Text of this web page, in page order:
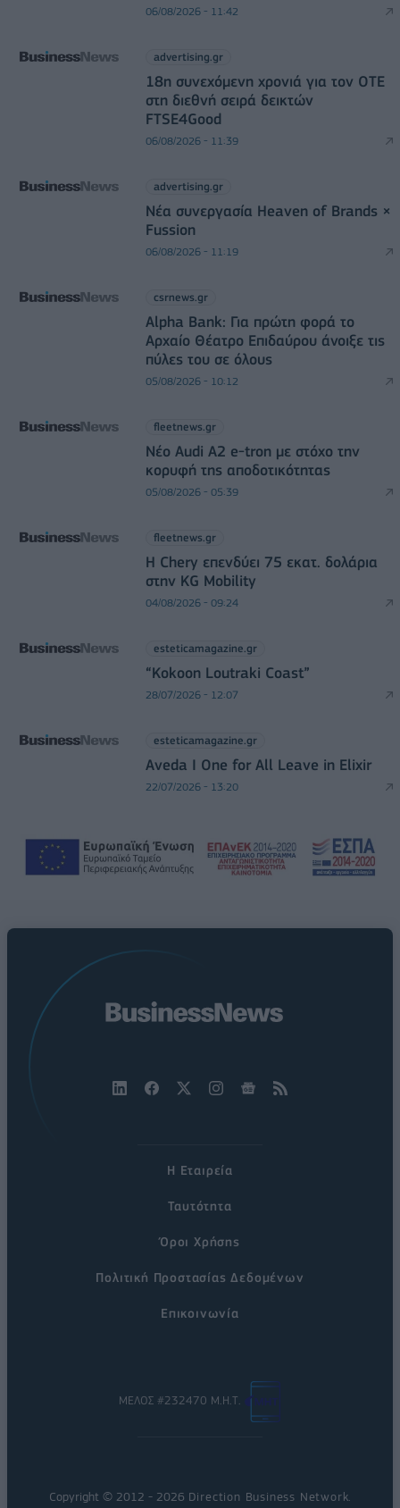
06/08/2026 - 11:42
advertising.gr
18η συνεχόμενη χρονιά για τον ΟΤΕ
στη διεθνή σειρά δεικτών
FTSE4Good
06/08/2026 - 11:39
advertising.gr
Νέα συνεργασία Heaven of Brands ×
Fussion
06/08/2026 - 11:19
csrnews.gr
Alpha Bank: Για πρώτη φορά το
Αρχαίο Θέατρο Επιδαύρου άνοιξε τις
πύλες του σε όλους
05/08/2026 - 10:12
fleetnews.gr
Νέο Audi A2 e-tron με στόχο την
κορυφή της αποδοτικότητας
05/08/2026 - 05:39
fleetnews.gr
Η Chery επενδύει 75 εκατ. δολάρια
στην KG Mobility
04/08/2026 - 09:24
esteticamagazine.gr
“Kokoon Loutraki Coast”
28/07/2026 - 12:07
esteticamagazine.gr
Aveda I One for All Leave in Elixir
22/07/2026 - 13:20
Η Εταιρεία
Ταυτότητα
Όροι Χρήσης
Πολιτική Προστασίας Δεδομένων
Επικοινωνία
ΜΕΛΟΣ #232470 Μ.Η.Τ.
Copyright © 2012 - 2026 Direction Business Network.